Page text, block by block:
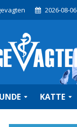
2026-08-06
KATTE